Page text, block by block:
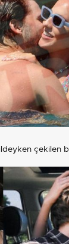
çekilen